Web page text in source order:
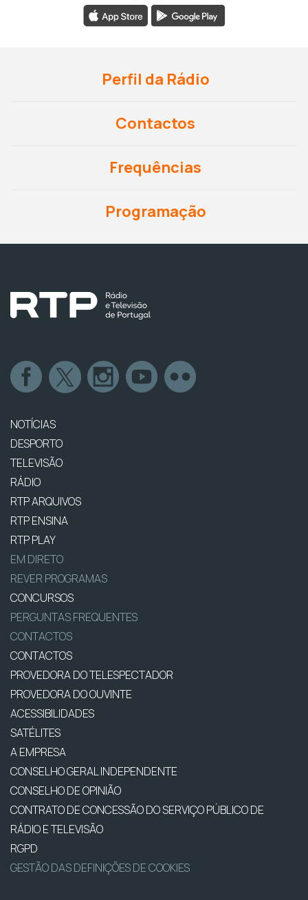
Perfil da Rádio
Contactos
Frequências
Programação
NOTÍCIAS
DESPORTO
TELEVISÃO
RÁDIO
RTP ARQUIVOS
RTP ENSINA
RTP PLAY
EM DIRETO
REVER PROGRAMAS
CONCURSOS
PERGUNTAS FREQUENTES
CONTACTOS
CONTACTOS
PROVEDORA DO TELESPECTADOR
PROVEDORA DO OUVINTE
ACESSIBILIDADES
SATÉLITES
A EMPRESA
CONSELHO GERAL INDEPENDENTE
CONSELHO DE OPINIÃO
CONTRATO DE CONCESSÃO DO SERVIÇO PÚBLICO DE
RÁDIO E TELEVISÃO
RGPD
GESTÃO DAS DEFINIÇÕES DE COOKIES